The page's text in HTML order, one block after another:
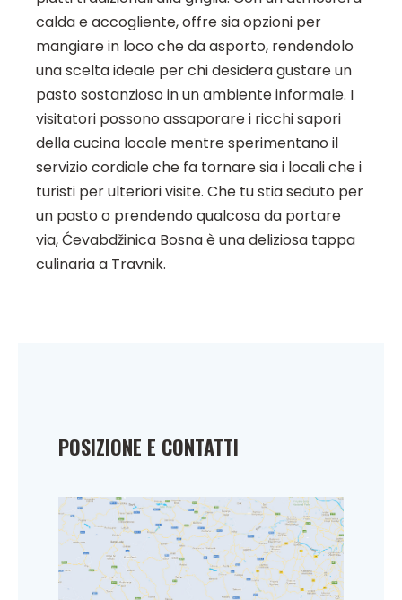
calda e accogliente, offre sia opzioni per
mangiare in loco che da asporto, rendendolo
una scelta ideale per chi desidera gustare un
pasto sostanzioso in un ambiente informale. I
visitatori possono assaporare i ricchi sapori
della cucina locale mentre sperimentano il
servizio cordiale che fa tornare sia i locali che i
turisti per ulteriori visite. Che tu stia seduto per
un pasto o prendendo qualcosa da portare
via, Ćevabdžinica Bosna è una deliziosa tappa
culinaria a Travnik.
POSIZIONE E CONTATTI